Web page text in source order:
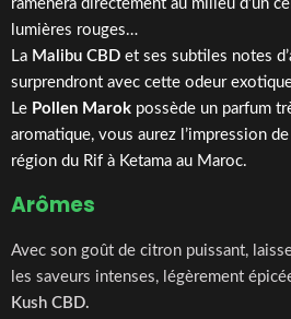
ramènera directement au milieu d’un
lumières rouges…
La Malibu CBD et ses subtiles notes
surprendront avec cette odeur
Le Pollen Marok possède un parfum
aromatique, vous aurez l’impression
région du Rif à Ketama au Maroc.
Arômes
Avec son goût de citron puissant,
les saveurs intenses, légèrement
Kush CBD.